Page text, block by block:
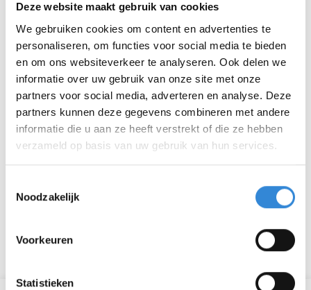
Deze website maakt gebruik van cookies
We gebruiken cookies om content en advertenties te
personaliseren, om functies voor social media te bieden
en om ons websiteverkeer te analyseren. Ook delen we
informatie over uw gebruik van onze site met onze
partners voor social media, adverteren en analyse. Deze
partners kunnen deze gegevens combineren met andere
informatie die u aan ze heeft verstrekt of die ze hebben
verzameld op basis van uw gebruik van hun services.
Noodzakelijk
Voorkeuren
Statistieken
Heb je interesse of wil je meer informatie,
stuur dan een mail naar
leerwijzerclienten@aveleijn.nl.
Vermeld in de mail het volgende:
• wat je leervraag is;
• wie je persoonlijk begeleider is;
• je telefoonnummer als je graag teruggebeld wil
worden.
We nemen zo snel mogelijk contact met je op.